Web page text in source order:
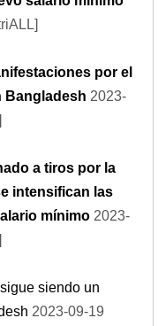
por el
Bangladesh 2023-
a tiros por la
intensifican las
mínimo 2023-
siendo un
2023-09-19